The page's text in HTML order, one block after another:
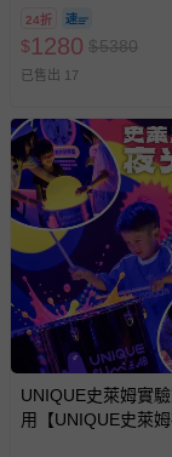
退換貨須知
您所購買的商
並非試用期，
包含完整包裝
如需退換貨，
瑕疵退換貨所
退貨，您可至
並點選『我要
至媽咪愛
與服務，謝謝
針對滿件折/滿
留商品未達活
24折
$1280 $5380
已售出 17
UNIQUE史萊姆實
用【UNIQUE史萊